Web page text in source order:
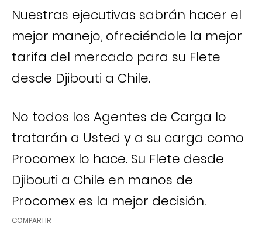
Nuestras ejecutivas sabrán hacer el
mejor manejo, ofreciéndole la mejor
tarifa del mercado para su Flete
desde Djibouti a Chile.
No todos los Agentes de Carga lo
tratarán a Usted y a su carga como
Procomex lo hace. Su Flete desde
Djibouti a Chile en manos de
Procomex es la mejor decisión.
COMPARTIR